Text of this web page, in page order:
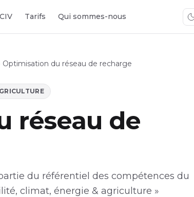
Tarifs Qui sommes-nous
Optimisation du réseau de recharge
réseau de
du référentiel des compétences du
climat, énergie & agriculture »